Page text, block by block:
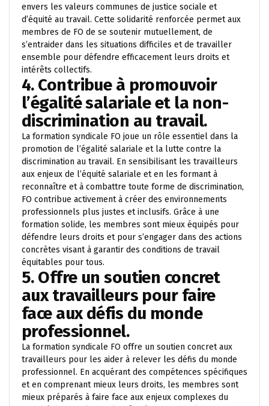
envers les valeurs communes de justice sociale et
d’équité au travail. Cette solidarité renforcée permet aux
membres de FO de se soutenir mutuellement, de
s’entraider dans les situations difficiles et de travailler
ensemble pour défendre efficacement leurs droits et
intérêts collectifs.
4. Contribue à promouvoir
l’égalité salariale et la non-
discrimination au travail.
La formation syndicale FO joue un rôle essentiel dans la
promotion de l’égalité salariale et la lutte contre la
discrimination au travail. En sensibilisant les travailleurs
aux enjeux de l’équité salariale et en les formant à
reconnaître et à combattre toute forme de discrimination,
FO contribue activement à créer des environnements
professionnels plus justes et inclusifs. Grâce à une
formation solide, les membres sont mieux équipés pour
défendre leurs droits et pour s’engager dans des actions
concrètes visant à garantir des conditions de travail
équitables pour tous.
5. Offre un soutien concret
aux travailleurs pour faire
face aux défis du monde
professionnel.
La formation syndicale FO offre un soutien concret aux
travailleurs pour les aider à relever les défis du monde
professionnel. En acquérant des compétences spécifiques
et en comprenant mieux leurs droits, les membres sont
mieux préparés à faire face aux enjeux complexes du